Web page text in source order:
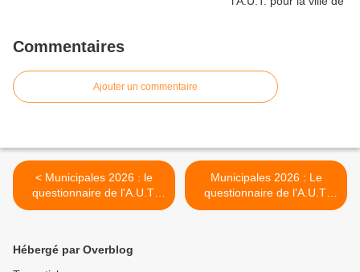
Commentaires
Ajouter un commentaire
< Municipales 2026 : le
questionnaire de l'A.U.T.
pour la ville d'Evron
Municipales 2026 : Le
questionnaire de l'A.U.T.
pour la ville de Mayenne
Hébergé par Overblog